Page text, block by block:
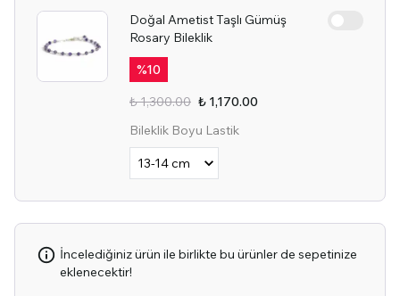
Doğal Ametist Taşlı Gümüş
Rosary Bileklik
%10
₺ 1,300.00 ₺ 1,170.00
Bileklik Boyu Lastik
İncelediğiniz ürün ile birlikte bu ürünler de sepetinize
eklenecektir!